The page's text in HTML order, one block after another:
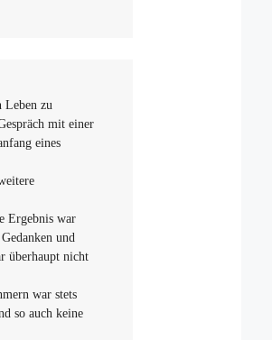
Leben zu
mit einer
eines
Ergebnis war
und
überhaupt nicht
war stets
so auch keine